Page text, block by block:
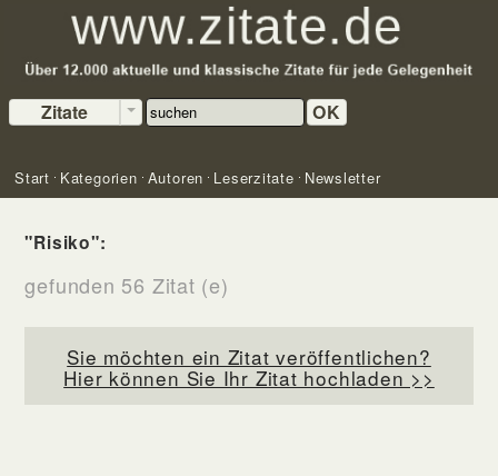
Zitate OK
Start Kategorien Autoren Leserzitate Newsletter
"Risiko":
gefunden 56 Zitat (e)
Sie möchten ein Zitat veröffentlichen?
Hier können Sie Ihr Zitat hochladen >>